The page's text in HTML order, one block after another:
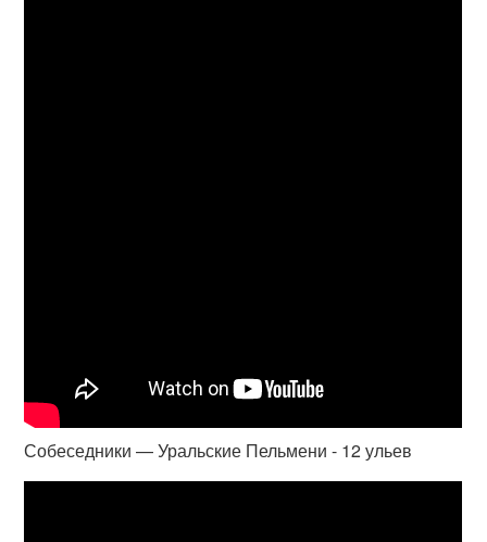
Собеседники — Уральские Пельмени - 12 ульев